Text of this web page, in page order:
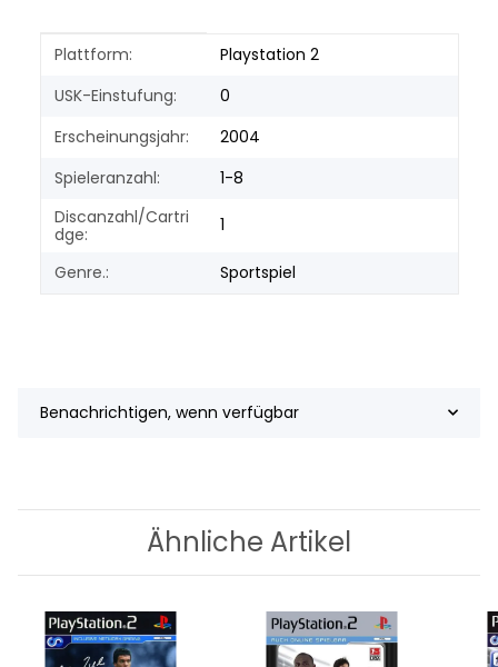
Produkteigenschaft
Wert
Plattform:
Playstation 2
USK-Einstufung:
0
Erscheinungsjahr:
2004
Spieleranzahl:
1-8
Discanzahl/Cartri
dge:
1
Genre.: Sportspiel
Benachrichtigen, wenn verfügbar
Ähnliche Artikel